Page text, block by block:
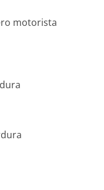
motorista